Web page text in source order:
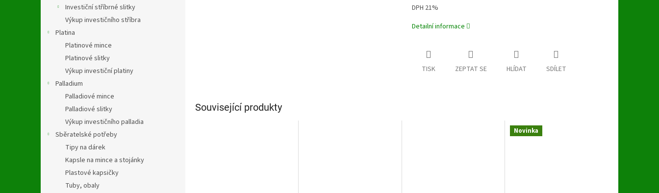
Investiční stříbrné slitky
Výkup investičního stříbra
Platina
Platinové mince
Platinové slitky
Výkup investiční platiny
Palladium
Palladiové mince
Palladiové slitky
Výkup investičního palladia
Sběratelské potřeby
Tipy na dárek
Kapsle na mince a stojánky
Plastové kapsičky
Tuby, obaly
DPH 21%
Detailní informace
TISK ZEPTAT SE HLÍDAT SDÍLET
Související produkty
Novinka